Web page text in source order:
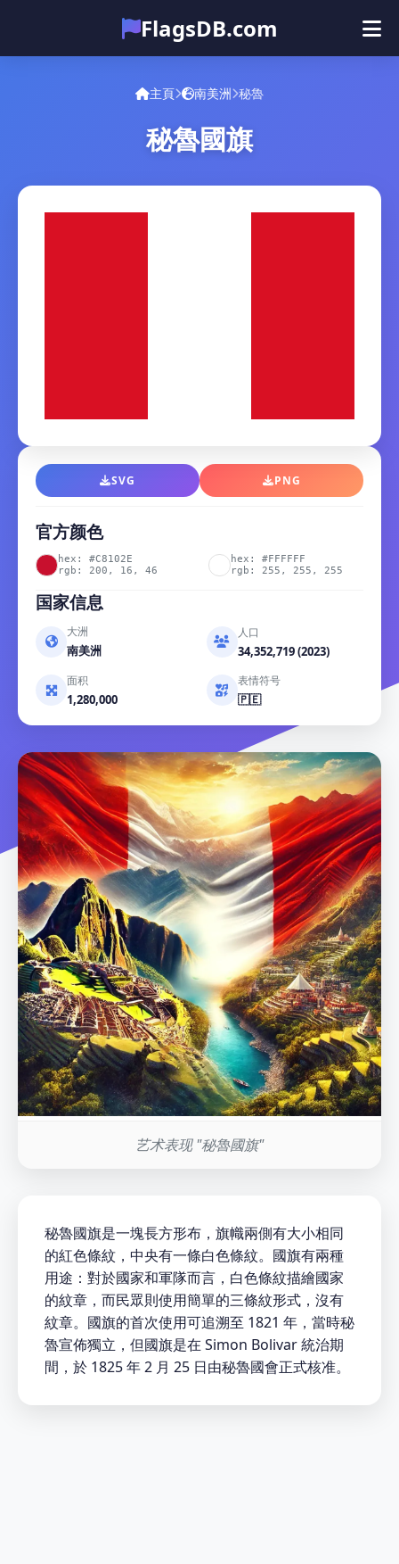
FlagsDB.com
主頁
测验
主頁 南美洲 秘魯
秘魯國旗
SVG PNG
官方颜色
hex: #C8102E
rgb: 200, 16, 46
hex: #FFFFFF
rgb: 255, 255, 255
国家信息
大洲
南美洲
人口
34,352,719 (2023)
面积
1,280,000
表情符号
🇵🇪
艺术表现 "秘魯國旗"
秘魯國旗是一塊長方形布，旗幟兩側有大小相同
的紅色條紋，中央有一條白色條紋。國旗有兩種
用途：對於國家和軍隊而言，白色條紋描繪國家
的紋章，而民眾則使用簡單的三條紋形式，沒有
紋章。國旗的首次使用可追溯至 1821 年，當時秘
魯宣佈獨立，但國旗是在 Simon Bolivar 統治期
間，於 1825 年 2 月 25 日由秘魯國會正式核准。